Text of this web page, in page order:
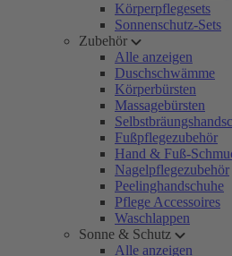
Körperpflegesets
Sonnenschutz-Sets
Zubehör
Alle anzeigen
Duschschwämme
Körperbürsten
Massagebürsten
Fußpflegezubehör
Hand & Fuß-
Nagelpflegezubehör
Peelinghandschuhe
Pflege Accessoires
Waschlappen
Sonne & Schutz
Alle anzeigen